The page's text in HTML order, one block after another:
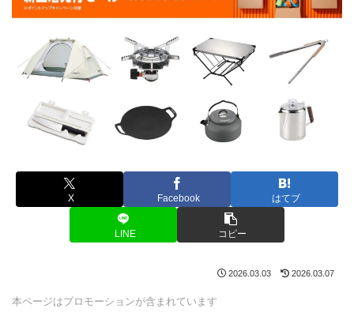
X Facebook はてブ
LINE コピー
2026.03.03 2026.03.07
本ページはプロモーションが含まれています